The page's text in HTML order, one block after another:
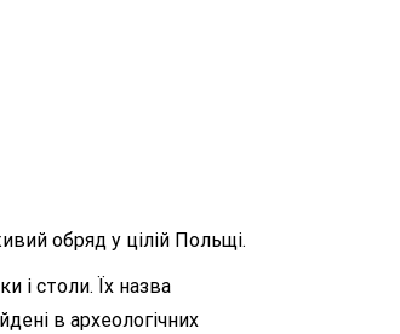
обряд у цілій Польщі.
і столи. Їх назва
в археологічних